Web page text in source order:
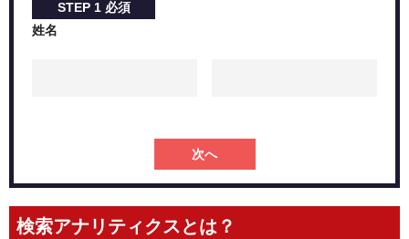
STEP 1 必須
姓名
次へ
検索アナリティクスとは？